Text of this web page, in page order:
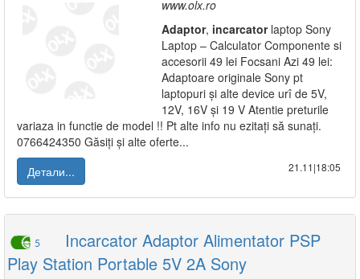
www.olx.ro
Adaptor, incarcatorlaptop Sony
Laptop – Calculator Componente si
accesorii 49 lei Focsani Azi 49 lei:
Adaptoare originale Sony pt
laptopuri și alte device urî de 5V,
12V, 16V și 19 V Atentie preturile
variaza in functie de model !! Pt alte info nu ezitați să sunați.
0766424350 Găsiți și alte oferte...
Детали...
21.11|18:05
5
Incarcator Adaptor Alimentator PSP
Play Station Portable 5V 2A Sony